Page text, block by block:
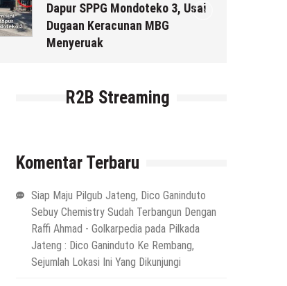
Dapur SPPG Mondoteko 3, Usai
Dugaan Keracunan MBG
Menyeruak
R2B Streaming
Komentar Terbaru
Siap Maju Pilgub Jateng, Dico Ganinduto
Sebuy Chemistry Sudah Terbangun Dengan
Raffi Ahmad - Golkarpediapada Pilkada
Jateng : Dico Ganinduto Ke Rembang,
Sejumlah Lokasi Ini Yang Dikunjungi